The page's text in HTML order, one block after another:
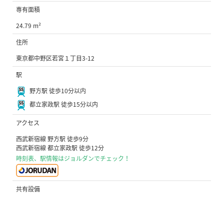
専有面積
24.79 m²
住所
東京都中野区若宮１丁目3-12
駅
野方駅 徒歩10分以内
都立家政駅 徒歩15分以内
アクセス
西武新宿線 野方駅 徒歩9分
西武新宿線 都立家政駅 徒歩12分
時刻表、駅情報はジョルダンでチェック！
共有設備